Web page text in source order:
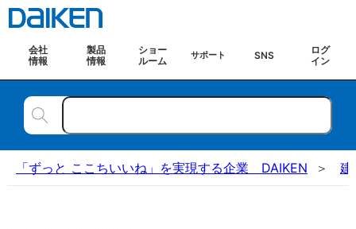
会社
情報
製品
情報
ショー
ルーム
サポート SNS
ログ
イン
「ずっと ここちいいね」を実現する企業 DAIKEN 建